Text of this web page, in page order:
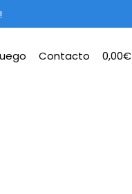
Contacto 0,00€